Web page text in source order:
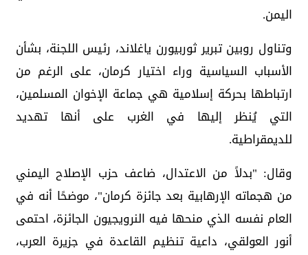
اليمن.
وتناول روبين تبرير ثوربيورن ياغلاند، رئيس اللجنة، بشأن
الأسباب السياسية وراء اختيار كرمان، على الرغم من
ارتباطها بحركة إسلامية هي جماعة الإخوان المسلمين،
التي يُنظر إليها في الغرب على أنها تهديد
للديمقراطية.
وقال: "بدلاً من الاعتدال، ضاعف حزب الإصلاح اليمني
من هجماته الإرهابية بعد جائزة كرمان"، موضحًا أنه في
العام نفسه الذي منحها فيه النرويجيون الجائزة، احتمى
أنور العولقي، داعية تنظيم القاعدة في جزيرة العرب،